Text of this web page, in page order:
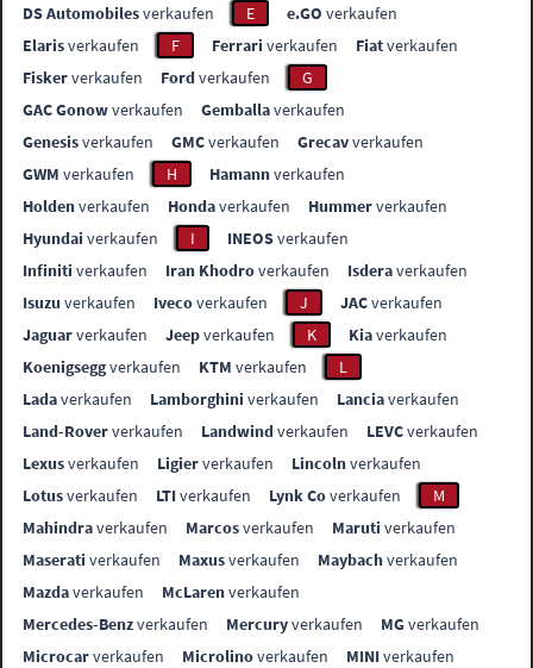
DS Automobilesverkaufen E e.GO verkaufen
Elarisverkaufen F Ferrari verkaufen Fiatverkaufen
Fiskerverkaufen Fordverkaufen
G
GAC Gonowverkaufen Gemballaverkaufen
Genesisverkaufen GMCverkaufen Grecavverkaufen
GWM verkaufen H Hamannverkaufen
Holdenverkaufen Hondaverkaufen Hummerverkaufen
Hyundai verkaufen I INEOSverkaufen
Infiniti verkaufen Iran Khodroverkaufen Isderaverkaufen
Isuzu verkaufen Ivecoverkaufen J JACverkaufen
Jaguarverkaufen Jeepverkaufen K Kiaverkaufen
Koenigseggverkaufen KTM verkaufen
L
Ladaverkaufen Lamborghini verkaufen Lanciaverkaufen
Land-Roververkaufen Landwindverkaufen LEVCverkaufen
Lexusverkaufen Ligierverkaufen Lincolnverkaufen
Lotusverkaufen LTIverkaufen Lynk Coverkaufen
M
Mahindraverkaufen Marcosverkaufen Maruti verkaufen
Maserati verkaufen Maxusverkaufen Maybachverkaufen
Mazdaverkaufen McLarenverkaufen
Mercedes-Benzverkaufen Mercuryverkaufen MGverkaufen
Microcarverkaufen Microlinoverkaufen MINIverkaufen